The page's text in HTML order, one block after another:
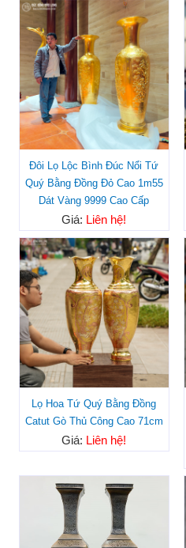
Đôi Lọ Lộc Bình Đúc Nổi Tứ
Quý Bằng Đồng Đỏ Cao 1m55
Dát Vàng 9999 Cao Cấp
Giá: Liên hệ!
Lọ Hoa Tứ Quý Bằng Đồng
Catut Gò Thủ Công Cao 71cm
Giá: Liên hệ!